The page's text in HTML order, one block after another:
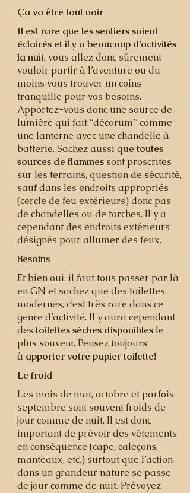
Ça va être tout noir
Il est rare que les sentiers soient
éclairés et il y a beaucoup d’activités
la nuit, vous allez donc sûrement
vouloir partir à l’aventure ou du
moins vous trouver un coins
tranquille pour vos besoins.
Apportez-vous donc une source de
lumière qui fait “décorum’’ comme
une lanterne avec une chandelle à
batterie. Sachez aussi que toutes
sources de flammes sont proscrites
sur les terrains, question de sécurité,
sauf dans les endroits appropriés
(cercle de feu extérieurs) donc pas
de chandelles ou de torches. Il y a
cependant des endroits extérieurs
désignés pour allumer des feux.
Besoins
Et bien oui, il faut tous passer par là
en GN et sachez que des toilettes
modernes, c’est très rare dans ce
genre d’activité. Il y aura cependant
des toilettes sèches disponibles le
plus souvent. Pensez toujours
à apporter votre papier toilette!
Le froid
Les mois de mai, octobre et parfois
septembre sont souvent froids de
jour comme de nuit. Il est donc
important de prévoir des vêtements
en conséquence (cape, caleçons,
manteaux, etc.) surtout que l’action
dans un grandeur nature se passe
de jour comme de nuit. Prévoyez